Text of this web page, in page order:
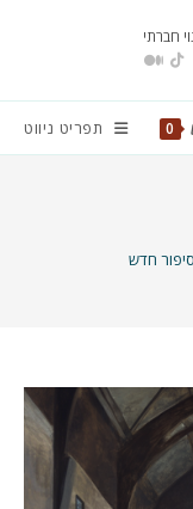
חברתי
0 תפריט ניווט
חדש